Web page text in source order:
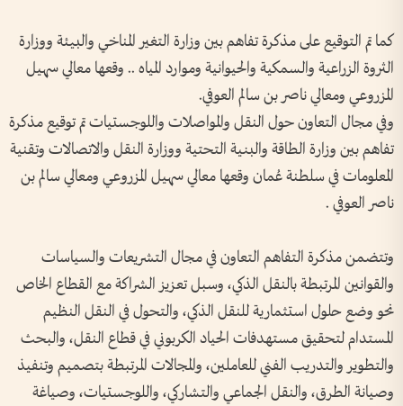
كما تم التوقيع على مذكرة تفاهم بين وزارة التغير المناخي والبيئة ووزارة
الثروة الزراعية والسمكية والحيوانية وموارد المياه .. وقعها معالي سهيل
المزروعي ومعالي ناصر بن سالم العوفي.
وفي مجال التعاون حول النقل والمواصلات واللوجستيات تم توقيع مذكرة
تفاهم بين وزارة الطاقة والبنية التحتية ووزارة النقل والاتصالات وتقنية
المعلومات في سلطنة عُمان وقعها معالي سهيل المزروعي ومعالي سالم بن
ناصر العوفي .
وتتضمن مذكرة التفاهم التعاون في مجال التشريعات والسياسات
والقوانين المرتبطة بالنقل الذكي، وسبل تعزيز الشراكة مع القطاع الخاص
نحو وضع حلول استثمارية للنقل الذكي، والتحول في النقل النظيم
المستدام لتحقيق مستهدفات الحياد الكربوني في قطاع النقل، والبحث
والتطوير والتدريب الفني للعاملين، والمجالات المرتبطة بتصميم وتنفيذ
وصيانة الطرق، والنقل الجماعي والتشاركي، واللوجستيات، وصياغة